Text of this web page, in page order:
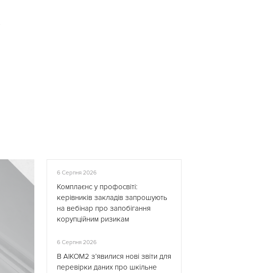
6 Серпня 2026
Комплаєнс у профосвіті:
керівників закладів запрошують
на вебінар про запобігання
корупційним ризикам
6 Серпня 2026
В АІКОМ2 з’явилися нові звіти для
перевірки даних про шкільне